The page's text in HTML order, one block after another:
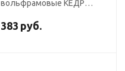
вольфрамовые КЕДР
(синий) AC/DC
383 руб.